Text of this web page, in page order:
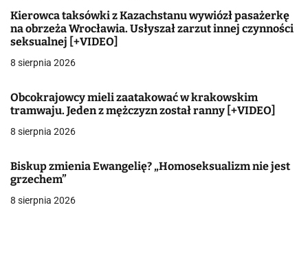
a
c
j
a
w
i
s
Kierowca taksówki z Kazachstanu wywiózł pasażerkę
na obrzeża Wrocławia. Usłyszał zarzut innej czynności
seksualnej [+VIDEO]
8 sierpnia 2026
Obcokrajowcy mieli zaatakować w krakowskim
tramwaju. Jeden z mężczyzn został ranny [+VIDEO]
8 sierpnia 2026
Biskup zmienia Ewangelię? „Homoseksualizm nie jest
grzechem”
8 sierpnia 2026